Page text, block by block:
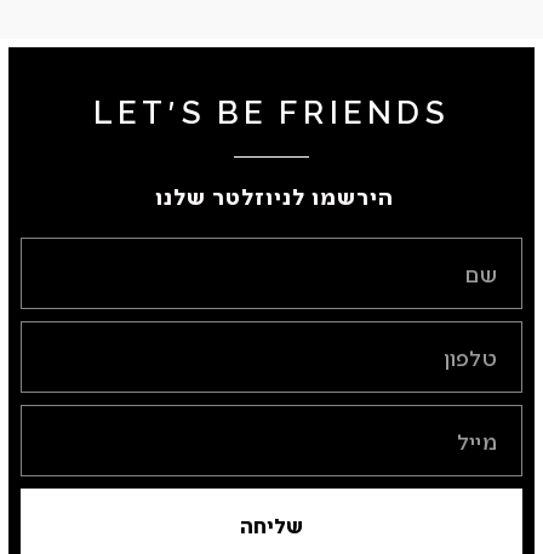
LET'S BE FRIENDS
הירשמו לניוזלטר שלנו ​
שליחה